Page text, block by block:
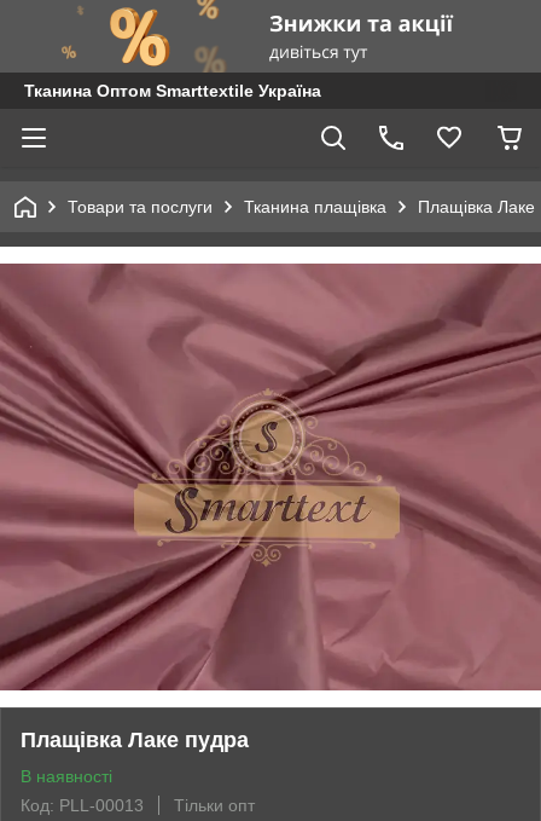
Тканина Оптом Smarttextile Україна
Товари та послуги Тканина плащівка Плащівка Лаке
Плащівка Лаке пудра
В наявності
Код: PLL-00013
Тільки опт